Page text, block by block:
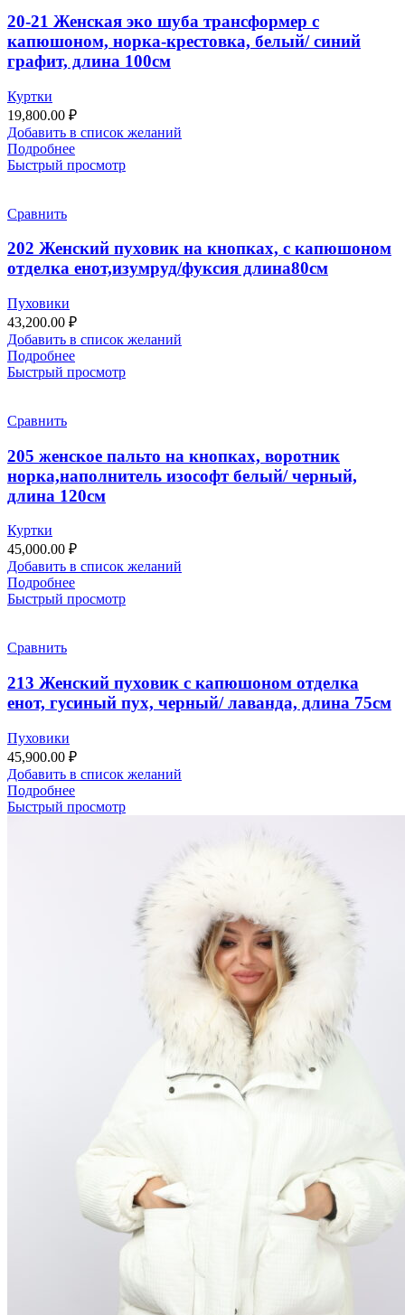
20-21 Женская эко шуба трансформер с
капюшоном, норка-крестовка, белый/ синий
графит, длина 100см
Куртки
19,800.00 ₽
Добавить в список желаний
Подробнее
Быстрый просмотр
Сравнить
202 Женский пуховик на кнопках, с капюшоном
отделка енот,изумруд/фуксия длина80см
Пуховики
43,200.00 ₽
Добавить в список желаний
Подробнее
Быстрый просмотр
Сравнить
205 женское пальто на кнопках, воротник
норка,наполнитель изософт белый/ черный,
длина 120см
Куртки
45,000.00 ₽
Добавить в список желаний
Подробнее
Быстрый просмотр
Сравнить
213 Женский пуховик с капюшоном отделка
енот, гусиный пух, черный/ лаванда, длина 75см
Пуховики
45,900.00 ₽
Добавить в список желаний
Подробнее
Быстрый просмотр